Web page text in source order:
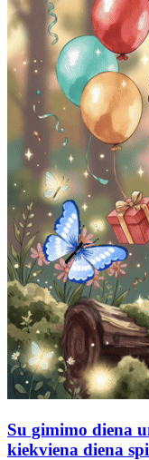
Su gimimo diena
kiekviena diena